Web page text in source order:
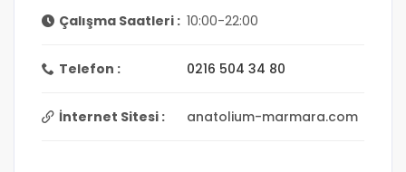
Çalışma Saatleri : 10:00-22:00
Telefon : 0216 504 34 80
İnternet Sitesi : anatolium-marmara.com